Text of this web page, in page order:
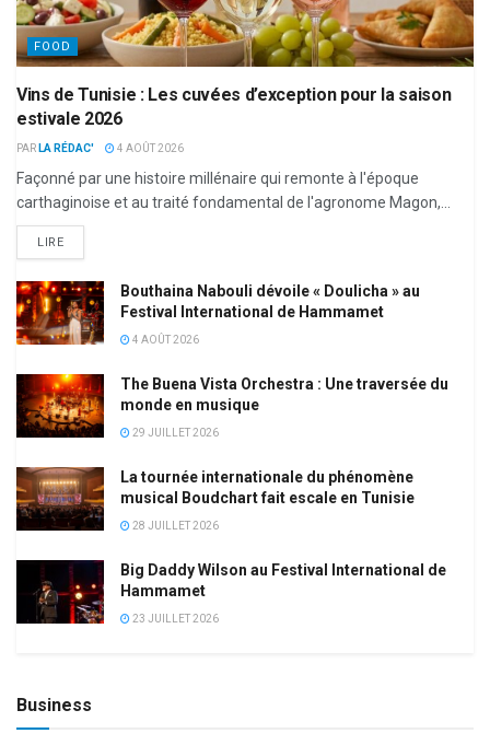
FOOD
Vins de Tunisie : Les cuvées d’exception pour la saison
estivale 2026
PAR LA RÉDAC' 4 AOÛT 2026
Façonné par une histoire millénaire qui remonte à l'époque
carthaginoise et au traité fondamental de l'agronome Magon,...
LIRE
Bouthaina Nabouli dévoile « Doulicha » au
Festival International de Hammamet
4 AOÛT 2026
The Buena Vista Orchestra : Une traversée du
monde en musique
29 JUILLET 2026
La tournée internationale du phénomène
musical Boudchart fait escale en Tunisie
28 JUILLET 2026
Big Daddy Wilson au Festival International de
Hammamet
23 JUILLET 2026
Business